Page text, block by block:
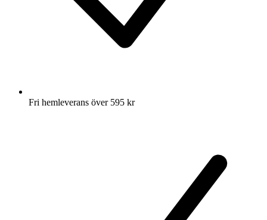
Fri hemleverans över 595 kr